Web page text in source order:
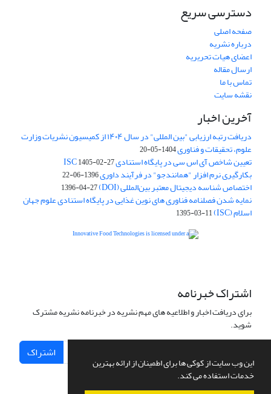
این وب سایت از کوکی ها برای اطمینان از ارائه بهترین
خدمات استفاده می کند.
دسترسی سریع
صفحه اصلی
درباره نشریه
اعضای هیات تحریریه
ارسال مقاله
تماس با ما
نقشه سایت
آخرین اخبار
دریافت رتبه ارزیابی "بین المللی" در سال ۱۴۰۴ از کمیسیون نشریات وزارت
علوم، تحقیقات و فناوری1404-05-20
تعیین شاخص آی اس سی در پایگاه استنادی ISC1405-02-27
بکارگیری نرم افزار "همانندجو" در فرآیند داوری1396-06-22
اختصاص شناسه دیجیتال معتبر بین‌المللی (DOI) 1396-04-27
نمایه شدن فصلنامه فناوری های نوین غذایی در پایگاه استنادی علوم جهان
اسلام (ISC) 1395-03-11
اشتراک خبرنامه
برای دریافت اخبار و اطلاعیه های مهم نشریه در خبرنامه نشریه مشترک
شوید.
اشتراک